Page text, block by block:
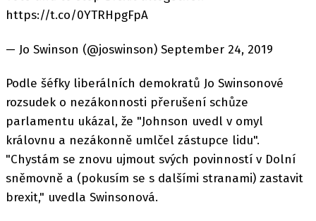
https://t.co/0YTRHpgFpA
— Jo Swinson (@joswinson) September 24, 2019
Podle šéfky liberálních demokratů Jo Swinsonové
rozsudek o nezákonnosti přerušení schůze
parlamentu ukázal, že "Johnson uvedl v omyl
královnu a nezákonně umlčel zástupce lidu".
"Chystám se znovu ujmout svých povinností v Dolní
sněmovně a (pokusím se s dalšími stranami) zastavit
brexit," uvedla Swinsonová.